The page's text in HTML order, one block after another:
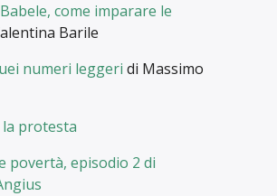
come imparare le
Barile
numeri leggeri di Massimo
protesta
povertà, episodio 2 di